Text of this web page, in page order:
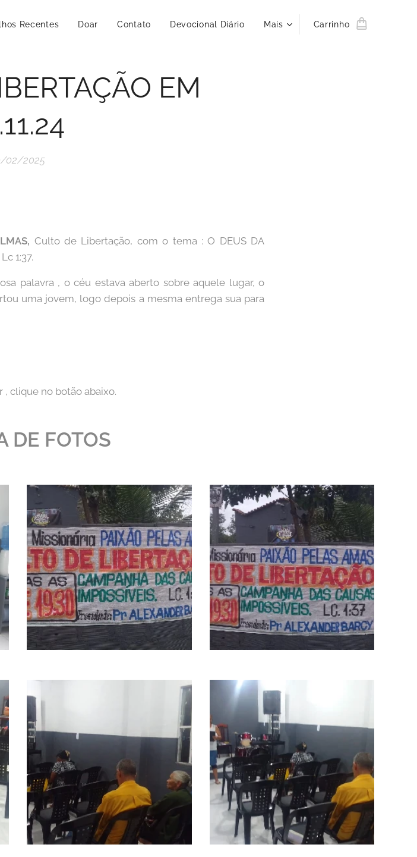
Recentes Doar Contato Devocional Diário Mais Carrinho
EM
02/2025
Culto de Libertação, com o tema : O DEUS DA
1:37.
palavra , o céu estava aberto sobre aquele lugar, o
uma jovem, logo depois a mesma entrega sua para
, clique no botão abaixo.
DE FOTOS